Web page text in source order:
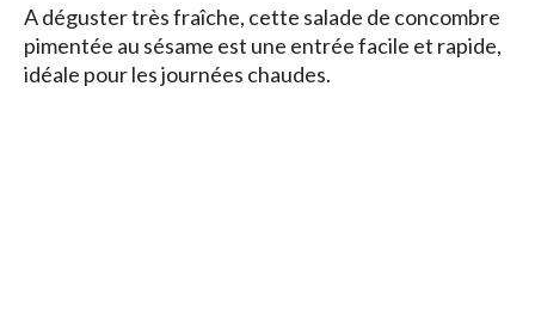
A déguster très fraîche, cette salade de concombre
pimentée au sésame est une entrée facile et rapide,
idéale pour les journées chaudes.